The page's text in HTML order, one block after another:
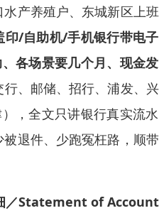
产养殖户、东城新区上
印/自助机/手机银行带电
各场景要几个月、现金
、邮储、招行、浦发、
，全文只讲银行真实流
退件、少跑冤枉路，顺
／Statement of